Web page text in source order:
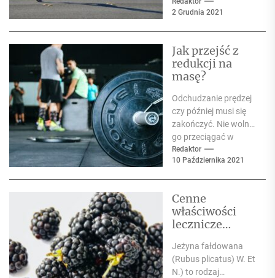
charakterze. Sport ma
samoakceptacji, ale...
2 Grudnia 2021
Jak przejść z
redukcji na
masę?
Odchudzanie prędzej
czy później musi się
zakończyć. Nie wolno
go przeciągać w
nieskończoność.
Nawet jeśli wciąż nie
sylwetki,...
Redaktor
10 Października 2021
Cenne
właściwości
lecznicze
fałdowanej
Jeżyna fałdowana
(Rubus plicatus) W. Et
N.) to rodzaj